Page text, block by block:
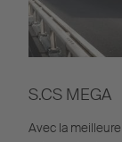
S.CS MEGA
Avec la